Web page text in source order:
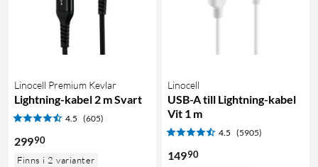
Linocell Premium Kevlar
Lightning-kabel 2 m Svart
4.5 (605)
29990
Finns i 2 varianter
Linocell
USB-A till Lightning-kabel
Vit 1 m
4.5 (5905)
14990